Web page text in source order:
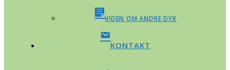
VIDEN OM ANDRE DYR
KONTAKT